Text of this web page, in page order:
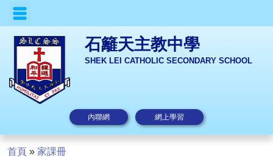
石籬天主教中學
SHEK LEI CATHOLIC SECONDARY SCHOOL
內聯網 網上學習
首頁 » 家課冊